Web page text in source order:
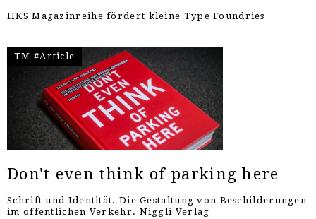
HKS Magazinreihe fördert kleine Type Foundries
TM #Article
Don't even think of parking here
Schrift und Identität. Die Gestaltung von Beschilderungen
im öffentlichen Verkehr. Niggli Verlag